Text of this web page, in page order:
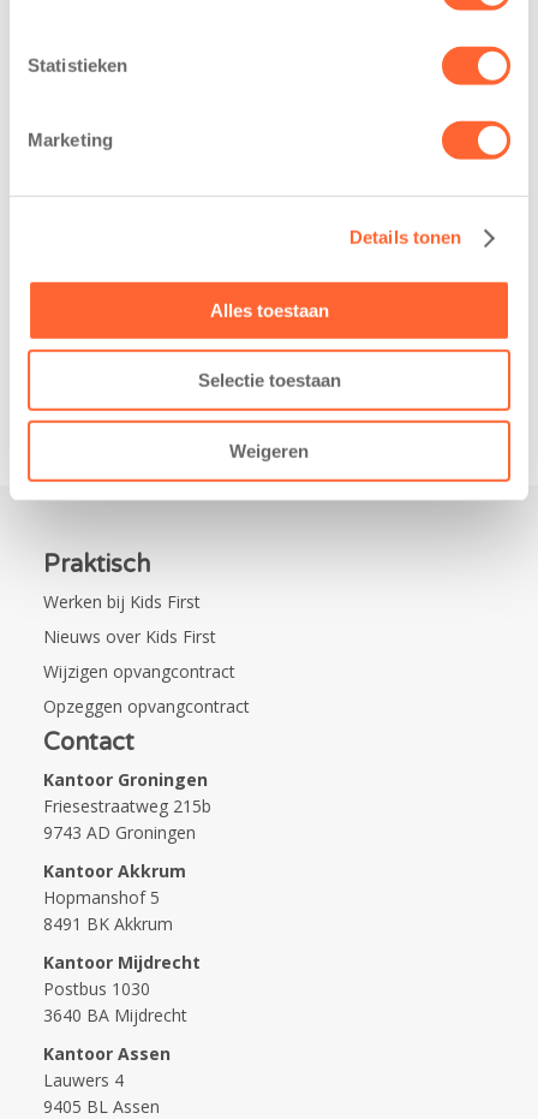
Statistieken
Marketing
Details tonen
Alles toestaan
Selectie toestaan
Weigeren
heeft een
realisatie van een
Noord-Nederland
Kinderopvang is
nieuwe
naamsponsor
Praktisch
Werken bij Kids First
Nieuws over Kids First
Wijzigen opvangcontract
Opzeggen opvangcontract
Contact
Kantoor Groningen
Friesestraatweg 215b
9743 AD Groningen
Kantoor Akkrum
Hopmanshof 5
8491 BK Akkrum
Kantoor Mijdrecht
Postbus 1030
3640 BA Mijdrecht
Kantoor Assen
Lauwers 4
9405 BL Assen